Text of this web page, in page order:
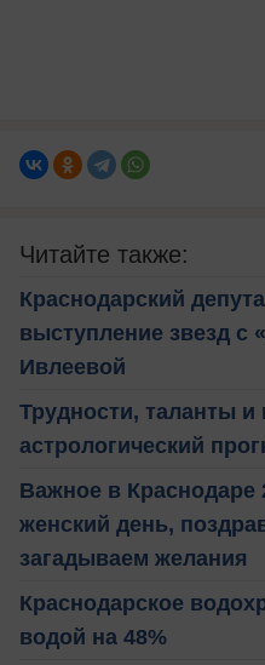
Читайте также:
Краснодарский
выступление звезд с
Ивлеевой
Трудности, таланты
астрологический
Важное в Краснодаре
женский день,
загадываем желания
Краснодарское
водой на 48%